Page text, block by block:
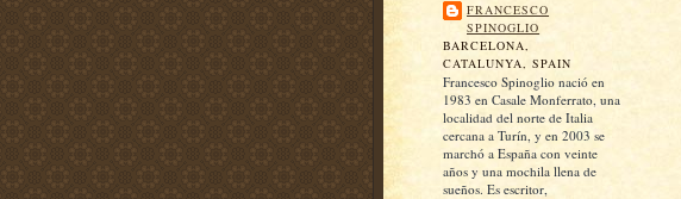
FRANCESCO
SPINOGLIO
BARCELONA,
CATALUNYA, SPAIN
Francesco Spinoglio nació en
1983 en Casale Monferrato, una
localidad del norte de Italia
cercana a Turín, y en 2003 se
marchó a España con veinte
años y una mochila llena de
sueños. Es escritor,